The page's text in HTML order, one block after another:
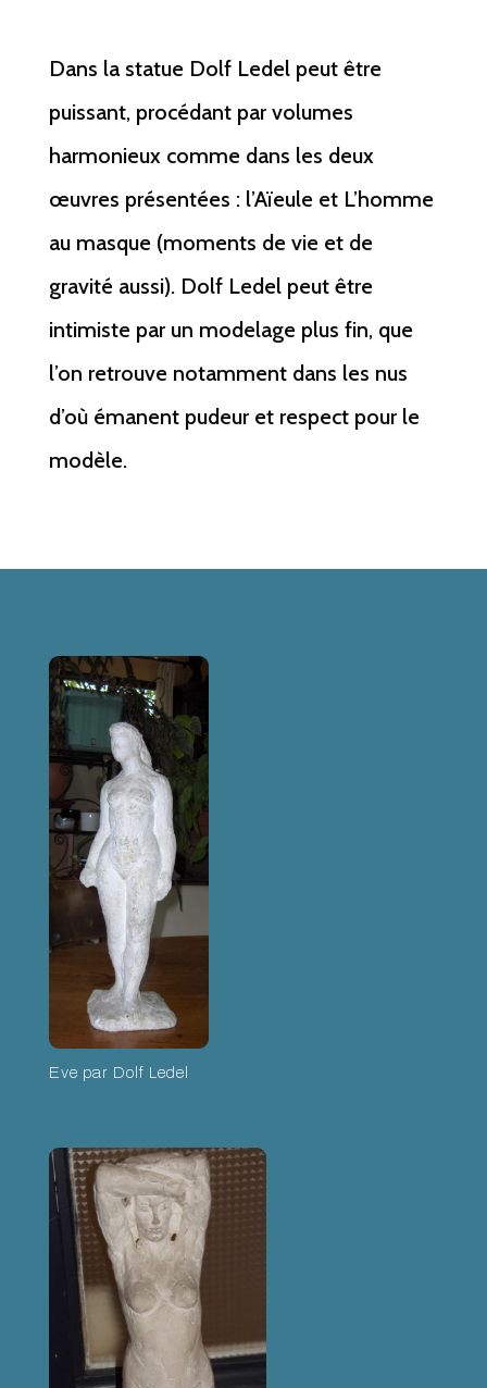
Dans la statue Dolf Ledel peut être
puissant, procédant par volumes
harmonieux comme dans les deux
œuvres présentées : l’Aïeule et L’homme
au masque (moments de vie et de
gravité aussi). Dolf Ledel peut être
intimiste par un modelage plus fin, que
l’on retrouve notamment dans les nus
d’où émanent pudeur et respect pour le
modèle.
Eve par Dolf Ledel